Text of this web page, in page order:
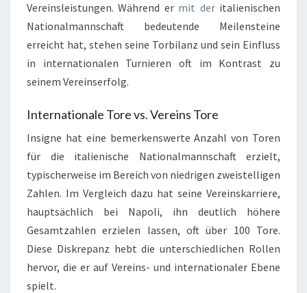
Vereinsleistungen. Während er mit deritalienischen
Nationalmannschaft bedeutende Meilensteine
erreicht hat, stehen seine Torbilanz und sein Einfluss
in internationalen Turnieren oft im Kontrast zu
seinem Vereinserfolg.
Internationale Tore vs. Vereins Tore
Insigne hat eine bemerkenswerte Anzahl von Toren
für die italienische Nationalmannschaft erzielt,
typischerweise im Bereich von niedrigen zweistelligen
Zahlen. Im Vergleich dazu hat seine Vereinskarriere,
hauptsächlich bei Napoli, ihn deutlich höhere
Gesamtzahlen erzielen lassen, oft über 100 Tore.
Diese Diskrepanz hebt die unterschiedlichen Rollen
hervor, die er auf Vereins- und internationaler Ebene
spielt.